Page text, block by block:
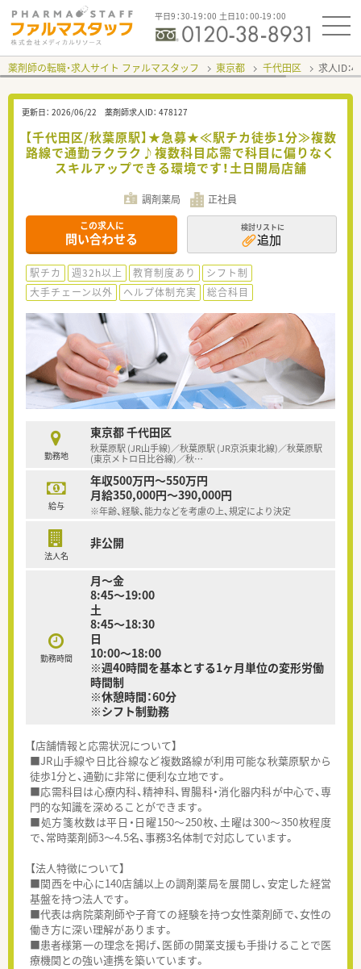
平日9：30-19：00 土日10：00-19：00
薬剤師の転職・求人サイト ファルマスタッフ 東京都 千代田区 求人ID：
更新日： 2026/06/22 薬剤師求人ID： 478127
【千代田区/秋葉原駅】★急募★≪駅チカ徒歩1分≫複数
路線で通勤ラクラク♪複数科目応需で科目に偏りなく
スキルアップできる環境です！土日開局店舗
調剤薬局 正社員
この求人に
問い合わせる
検討リストに
追加
駅チカ 週32h以上 教育制度あり
シフト制
大手チェーン以外
ヘルプ体制充実 総合科目
勤務地
東京都 千代田区
秋葉原駅 (JR山手線)／秋葉原駅 (JR京浜東北線)／秋葉原駅
(東京メトロ日比谷線)／秋…
給与
年収500万円～550万円
月給350,000円～390,000円
※年齢、経験、能力などを考慮の上、規定により決定
法人名
非公開
勤務時間
月～金
8:45～19:00
土
8:45～18:30
日
10:00～18:00
※週40時間を基本とする1ヶ月単位の変形労働
時間制
※休憩時間：60分
※シフト制勤務
【店舗情報と応需状況について】
■JR山手線や日比谷線など複数路線が利用可能な秋葉原駅から
徒歩1分と、通勤に非常に便利な立地です。
■応需科目は心療内科、精神科、胃腸科・消化器内科が中心で、専
門的な知識を深めることができます。
■処方箋枚数は平日・日曜150～250枚、土曜は300～350枚程度
で、常時薬剤師3～4.5名、事務3名体制で対応しています。
【法人特徴について】
■関西を中心に140店舗以上の調剤薬局を展開し、安定した経営
基盤を持つ法人です。
■代表は病院薬剤師や子育ての経験を持つ女性薬剤師で、女性の
働き方に深い理解があります。
■患者様第一の理念を掲げ、医師の開業支援も手掛けることで医
療機関との強い連携を築いています。